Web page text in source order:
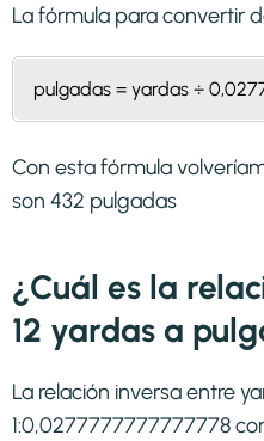
La fórmula para convertir
pulgadas = yardas ÷
Con esta fórmula
son 432 pulgadas
¿Cuál es la
12 yardas a
La relación inversa entre
1:0,0277777777777778